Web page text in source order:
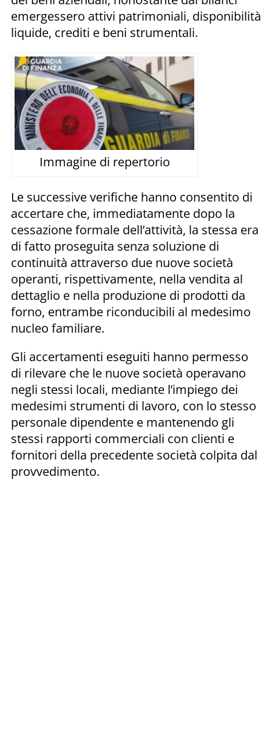
emergessero attivi patrimoniali, disponibilità
liquide, crediti e beni strumentali.
Immagine di repertorio
Le successive verifiche hanno consentito di
accertare che, immediatamente dopo la
cessazione formale dell’attività, la stessa era
di fatto proseguita senza soluzione di
continuità attraverso due nuove società
operanti, rispettivamente, nella vendita al
dettaglio e nella produzione di prodotti da
forno, entrambe riconducibili al medesimo
nucleo familiare.
Gli accertamenti eseguiti hanno permesso
di rilevare che le nuove società operavano
negli stessi locali, mediante l’impiego dei
medesimi strumenti di lavoro, con lo stesso
personale dipendente e mantenendo gli
stessi rapporti commerciali con clienti e
fornitori della precedente società colpita dal
provvedimento.